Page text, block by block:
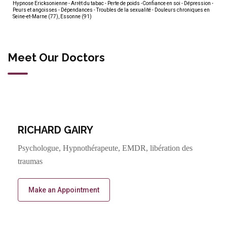
Hypnose Ericksonienne - Arrêt du tabac - Perte de poids -Confiance en soi - Dépression -
Peurs et angoisses - Dépendances - Troubles de la sexualité - Douleurs chroniques en
Seine-et-Marne (77), Essonne (91)
Meet Our Doctors
RICHARD GAIRY
Psychologue, Hypnothérapeute, EMDR, libération des
traumas
Make an Appointment